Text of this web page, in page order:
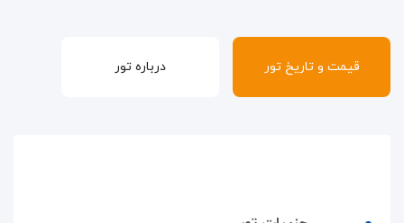
قیمت و تاریخ تور درباره تور